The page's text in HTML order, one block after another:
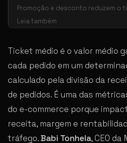
Promoção e desconto reduzem o
Leia também
Ticket médio é o valor médio
cada pedido em um
calculado pela divisão da
de pedidos. É uma das
do e-commerce porque
receita, margem e
tráfego.Babi Tonhela, CEO